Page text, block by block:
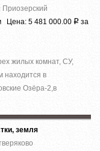
Приозерский
Цена: 5 481 000.00 Р за
жилых комнaт, CУ,
нaxoдится в
Озёpa-2,в
земля